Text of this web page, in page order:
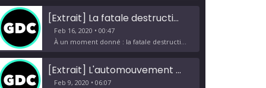
[Extrait] La fatale destruction nécessaire
Feb 16, 2020 • 00:47
À un moment donné : la fatale destruction nécessaire… Ce qui fait de nous des communistes, c’est pas simplement le fait que nous aspirons à la Gemeinwesen, c’est pas simplement le fait que nous voulons la jouissance, l’émancipation et l’éradication de l’argent et de l’État, c’est pas simplement parce que…
[Extrait] L'automouvement de la conscience et la lutte sociale
Feb 9, 2020 • 06:07